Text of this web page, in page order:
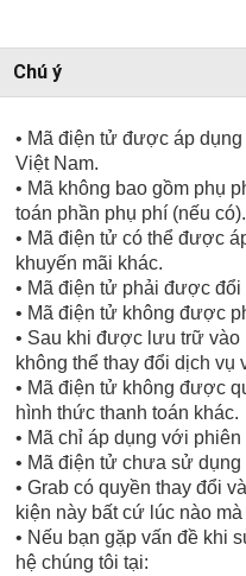
Chú ý
• Mã điện tử được áp
Việt Nam.
• Mã không bao gồm phụ
toán phần phụ phí (nếu có).
• Mã điện tử có thể được
khuyến mãi khác.
• Mã điện tử phải được
• Mã điện tử không được
• Sau khi được lưu trữ
không thể thay đổi dịch vụ
• Mã điện tử không được
hình thức thanh toán khác.
• Mã chỉ áp dụng với
• Mã điện tử chưa sử
• Grab có quyền thay đổi
kiện này bất cứ lúc nào
• Nếu bạn gặp vấn đề khi
hệ chúng tôi tại: